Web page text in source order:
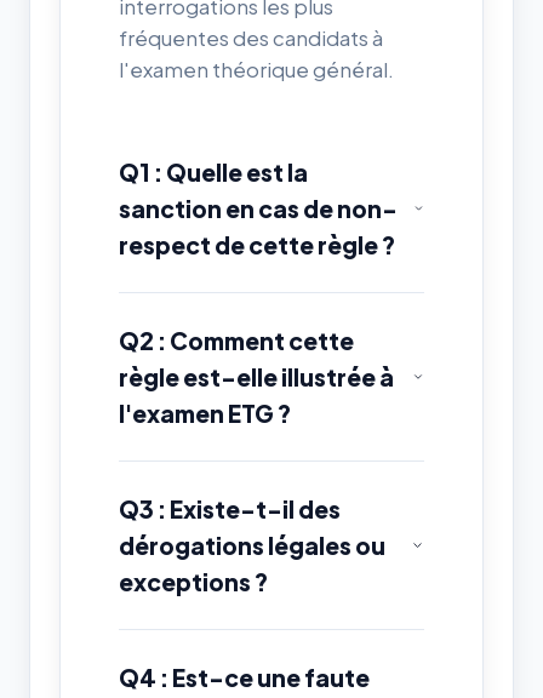
interrogations les plus
fréquentes des candidats à
l'examen théorique général.
Q1 : Quelle est la
sanction en cas de non-
respect de cette règle ?
Q2 : Comment cette
règle est-elle illustrée à
l'examen ETG ?
Q3 : Existe-t-il des
dérogations légales ou
exceptions ?
Q4 : Est-ce une faute